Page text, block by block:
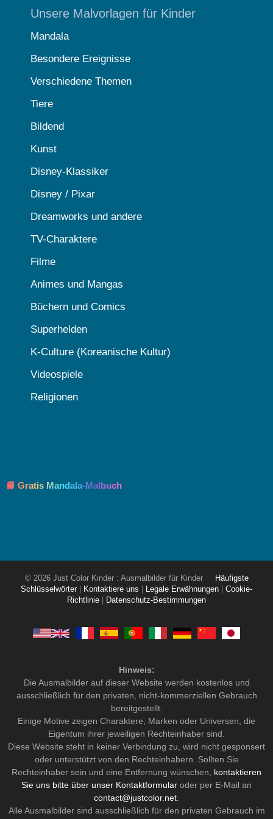
Unsere Malvorlagen für Kinder
Mandala
Besondere Ereignisse
Verschiedene Themen
Tiere
Bildend
Kunst
Disney-Klassiker
Disney / Pixar
Dreamworks und andere
TV-Charaktere
Filme
Animes und Mangas
Büchern und Comics
Superhelden
K-Culture (Koreanische Kultur)
Videospiele
Religionen
📘 Gratis Mandala-Malbuch
© 2026 Just Color Kinder : Ausmalbilder für Kinder
Häufigste
Schlüsselwörter
Kontaktiere uns Legale Erwähnungen
Cookie-
Richtlinie
Datenschutz-Bestimmungen
Hinweis:
Die Ausmalbilder auf dieser Website werden kostenlos und
ausschließlich für den privaten, nicht-kommerziellen Gebrauch
bereitgestellt.
Einige Motive zeigen Charaktere, Marken oder Universen, die
Eigentum ihrer jeweiligen Rechteinhaber sind.
Diese Website steht in keiner Verbindung zu, wird nicht gesponsert
oder unterstützt von den Rechteinhabern. Sollten Sie
Rechteinhaber sein und eine Entfernung wünschen, kontaktieren
Sie uns bitte über unser Kontaktformular oder per E-Mail an
contact@justcolor.net
Alle Ausmalbilder sind ausschließlich für den privaten Gebrauch im